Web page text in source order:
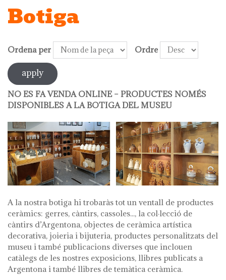
Botiga
Ordena per Ordre
NO ES FA VENDA ONLINE – PRODUCTES NOMÉS
DISPONIBLES A LA BOTIGA DEL MUSEU
A la nostra botiga hi trobaràs tot un ventall de productes
ceràmics: gerres, càntirs, cassoles..., la col·lecció de
càntirs d’Argentona, objectes de ceràmica artística
decorativa, joieria i bijuteria, productes personalitzats del
museu i també publicacions diverses que inclouen
catàlegs de les nostres exposicions, llibres publicats a
Argentona i també llibres de temàtica ceràmica.